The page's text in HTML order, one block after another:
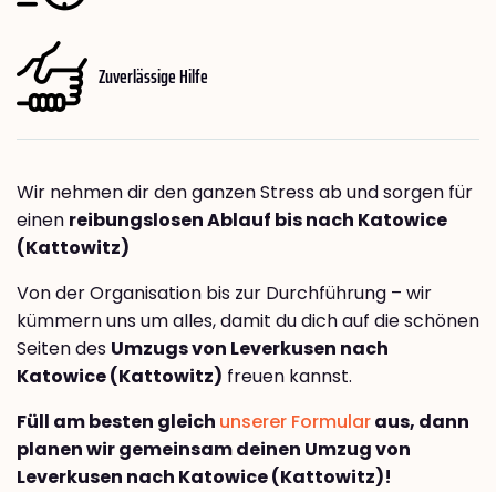
Zuverlässige Hilfe
Wir nehmen dir den ganzen Stress ab und sorgen für
einen reibungslosen Ablauf bis nach Katowice
(Kattowitz)
Von der Organisation bis zur Durchführung – wir
kümmern uns um alles, damit du dich auf die schönen
Seiten des Umzugs von Leverkusen nach
Katowice (Kattowitz) freuen kannst.
Füll am besten gleich unserer Formularaus, dann
planen wir gemeinsam deinen Umzug von
Leverkusen nach Katowice (Kattowitz)!